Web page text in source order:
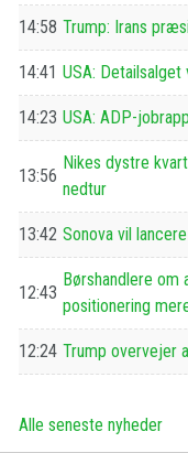
14:58 Trump: Irans
14:41 USA:
14:23 USA: ADP-
13:56
Nikes dystre
nedtur
13:42 Sonova vil
12:43
Børshandlere
positionering
12:24 Trump overvejer
Alle seneste nyheder